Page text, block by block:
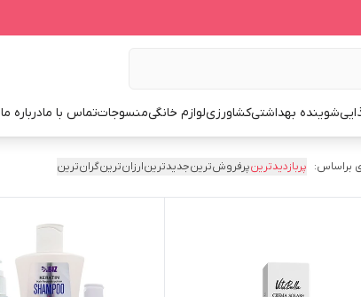
شوینده بهداشتیکشاورزیلوازم خانگیمنسوجاتتماس با مادرباره ما
براساس: پربازدیدترینپرفروش‌ترینجدیدترینارزان‌ترینگران‌ترین